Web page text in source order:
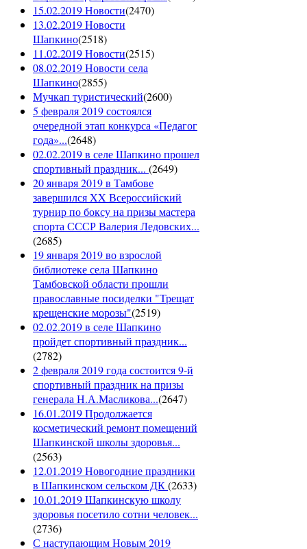
15.02.2019 Новости(2470)
13.02.2019 Новости
Шапкино(2518)
11.02.2019 Новости(2515)
08.02.2019 Новости села
Шапкино(2855)
Мучкап туристический(2600)
5 февраля 2019 состоялся
очередной этап конкурса «Педагог
года»...(2648)
02.02.2019 в селе Шапкино прошел
спортивный праздник... (2649)
20 января 2019 в Тамбове
завершился XX Всероссийский
турнир по боксу на призы мастера
спорта СССР Валерия Ледовских...
(2685)
19 января 2019 во взрослой
библиотеке села Шапкино
Тамбовской области прошли
православные посиделки "Трещат
крещенские морозы"(2519)
02.02.2019 в селе Шапкино
пройдет спортивный праздник...
(2782)
2 февраля 2019 года состоится 9-й
спортивный праздник на призы
генерала Н.А.Масликова...(2647)
16.01.2019 Продолжается
косметический ремонт помещений
Шапкинской школы здоровья...
(2563)
12.01.2019 Новогодние праздники
в Шапкинском сельском ДК(2633)
10.01.2019 Шапкинскую школу
здоровья посетило сотни человек...
(2736)
С наступающим Новым 2019